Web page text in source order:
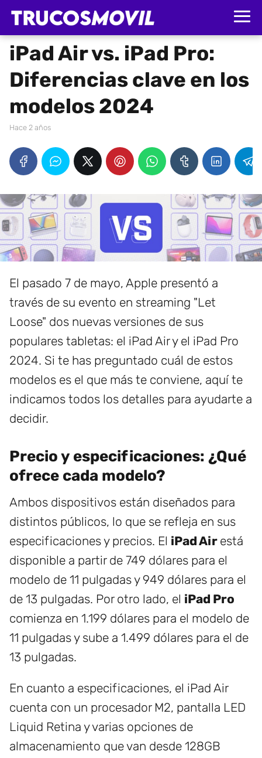
iPad Air vs. iPad Pro:
Diferencias clave en los
modelos 2024
hace 2 años
El pasado 7 de mayo, Apple presentó a
través de su evento en streaming "Let
Loose" dos nuevas versiones de sus
populares tabletas: el iPad Air y el iPad Pro
2024. Si te has preguntado cuál de estos
modelos es el que más te conviene, aquí te
indicamos todos los detalles para ayudarte a
decidir.
Precio y especificaciones: ¿Qué
ofrece cada modelo?
Ambos dispositivos están diseñados para
distintos públicos, lo que se refleja en sus
especificaciones y precios. El iPad Air está
disponible a partir de 749 dólares para el
modelo de 11 pulgadas y 949 dólares para el
de 13 pulgadas. Por otro lado, el iPad Pro
comienza en 1.199 dólares para el modelo de
11 pulgadas y sube a 1.499 dólares para el de
13 pulgadas.
En cuanto a especificaciones, el iPad Air
cuenta con un procesador M2, pantalla LED
Liquid Retina y varias opciones de
almacenamiento que van desde 128GB